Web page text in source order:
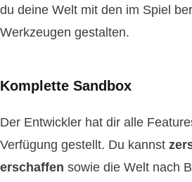
du deine Welt mit den im Spiel
Werkzeugen gestalten.
Komplette Sandbox
Der Entwickler hat dir alle
Verfügung gestellt. Du kannst
erschaffen sowie die Welt nach